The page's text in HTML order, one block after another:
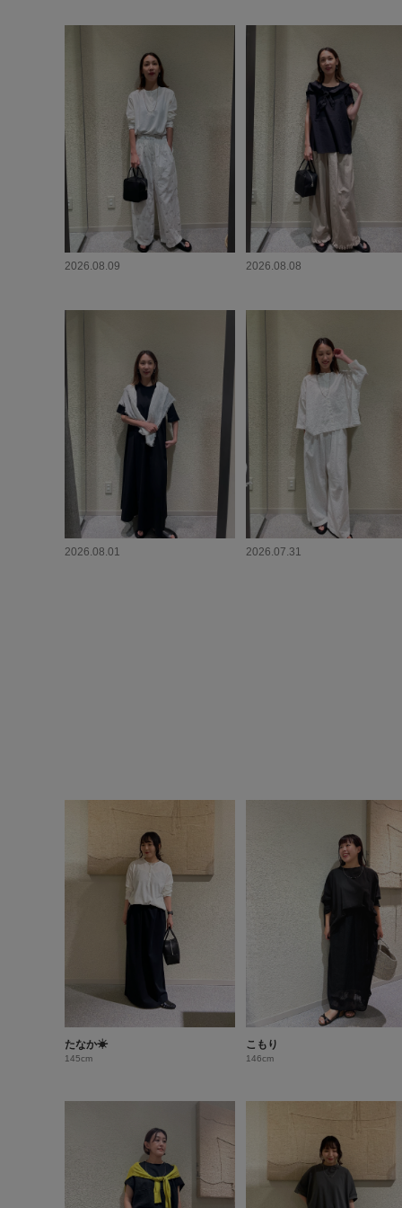
2026.08.09 2026.08.08
2026.08.01 2026.07.31
たなか☀︎
145cm
こもり
146cm